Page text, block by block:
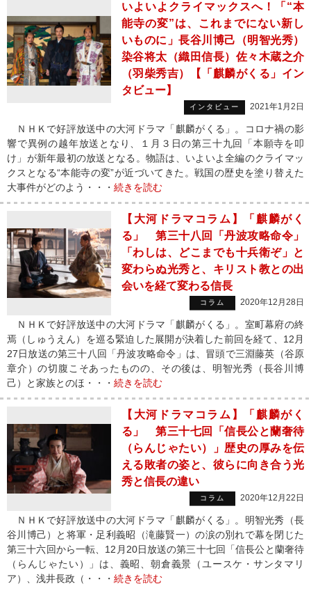
いよいよクライマックスへ！「“本
能寺の変”は、これまでにない新し
いものに」長谷川博己（明智光秀）
染谷将太（織田信長）佐々木蔵之介
（羽柴秀吉）【「麒麟がくる」イン
タビュー】
インタビュー 2021年1月2日
ＮＨＫで好評放送中の大河ドラマ「麒麟がくる」。コロナ禍の影
響で異例の越年放送となり、１月３日の第三十九回「本願寺を叩
け」が新年最初の放送となる。物語は、いよいよ全編のクライマッ
クスとなる“本能寺の変”が近づいてきた。戦国の歴史を塗り替えた
大事件がどのよう・・・ 続きを読む
【大河ドラマコラム】「麒麟がく
る」 第三十八回「丹波攻略命令」
「わしは、どこまでも十兵衛ぞ」と
変わらぬ光秀と、キリスト教との出
会いを経て変わる信長
コラム 2020年12月28日
ＮＨＫで好評放送中の大河ドラマ「麒麟がくる」。室町幕府の終
焉（しゅうえん）を巡る緊迫した展開が決着した前回を経て、12月
27日放送の第三十八回「丹波攻略命令」は、冒頭で三淵藤英（谷原
章介）の切腹こそあったものの、その後は、明智光秀（長谷川博
己）と家族とのほ・・・ 続きを読む
【大河ドラマコラム】「麒麟がく
る」 第三十七回「信長公と蘭奢待
（らんじゃたい）」歴史の厚みを伝
える敗者の姿と、彼らに向き合う光
秀と信長の違い
コラム 2020年12月22日
ＮＨＫで好評放送中の大河ドラマ「麒麟がくる」。明智光秀（長
谷川博己）と将軍・足利義昭（滝藤賢一）の涙の別れで幕を閉じた
第三十六回から一転、12月20日放送の第三十七回「信長公と蘭奢待
（らんじゃたい）」は、義昭、朝倉義景（ユースケ・サンタマリ
ア）、浅井長政（・・・ 続きを読む